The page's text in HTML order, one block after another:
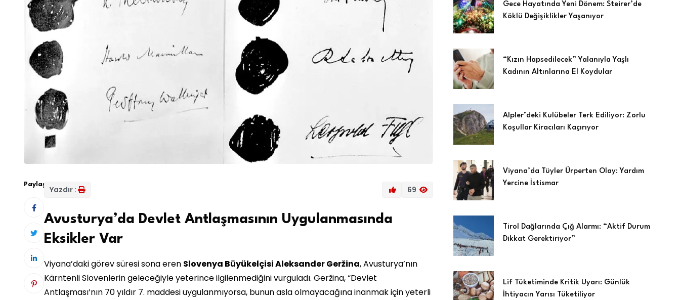
Paylaş:
Yazdır : 69
Avusturya’da Devlet Antlaşmasının Uygulanmasında
Eksikler Var
Viyana’daki görev süresi sona eren Slovenya Büyükelçisi Aleksander Geržina, Avusturya’nın
Kärntenli Slovenlerin geleceğiyle yeterince ilgilenmediğini vurguladı. Geržina, “Devlet
Antlaşması’nın 70 yıldır 7. maddesi uygulanmıyorsa, bunun asla olmayacağına inanmak için yeterli
Gece Hayatında Yeni Dönem: Steirer’de
Köklü Değişiklikler Yaşanıyor
“Kızın Hapsedilecek” Yalanıyla Yaşlı
Kadının Altınlarına El Koydular
Alpler’deki Kulübeler Terk Ediliyor: Zorlu
Koşullar Kiracıları Kaçırıyor
Viyana’da Tüyler Ürperten Olay: Yardım
Yercine İstismar
Tirol Dağlarında Çığ Alarmı: “Aktif Durum
Dikkat Gerektiriyor”
Lif Tüketiminde Kritik Uyarı: Günlük
İhtiyacın Yarısı Tüketiliyor